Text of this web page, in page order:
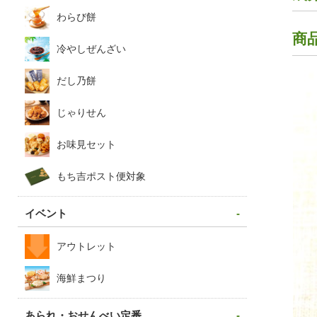
わらび餅
冷やしぜんざい
だし乃餅
じゃりせん
お味見セット
もち吉ポスト便対象
イベント
アウトレット
海鮮まつり
商